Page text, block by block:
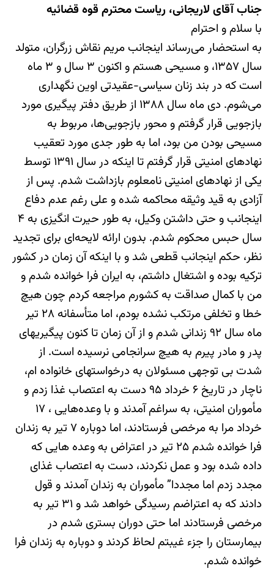
جناب آقای لاریجانی، ریاست محترم قوه قضائیه
با سلام و احترام
به استحضار می‌رساند اینجانب مریم نقاش زرگران، متولد
سال ١٣۵٧، و مسیحی هستم و اکنون ٣ سال و ٣ ماه
است که در بند زنان سیاسی-عقیدتی اوین نگهداری
می‌شوم. دی ماه سال ١٣٨٨ از طریق دفتر پیگیری مورد
بازجویی قرار گرفتم و محور بازجویی‌ها، مربوط به
مسیحی بودن من بود، اما به طور جدی مورد تعقیب
نهادهای امنیتی قرار گرفتم تا اینکه در سال ١٣٩١ توسط
یکی از نهادهای امنیتی نامعلوم بازداشت شدم. پس از
آزادی به قید وثیقه محاکمه شده و علی رغم عدم دفاع
اینجانب و حتی داشتن وکیل، به طور حیرت انگیزی به ۴
سال حبس محکوم شدم. بدون ارائه لایحه‌ای برای تجدید
نظر، حکم اینجانب قطعی شد و با اینکه آن زمان در کشور
ترکیه بوده و اشتغال داشتم، به ایران فرا خوانده شدم و
من با کمال صداقت به کشورم مراجعه کردم چون هیچ
خطا و تخلفی مرتکب نشده بودم، اما متأسفانه ٢٨ تیر
ماه سال ٩٢ زندانی شدم و از آن زمان تا کنون پیگیریهای
پدر و مادر پیرم به هیچ سرانجامی نرسیده است. از
شدت بی توجهی مسئولان به درخواستهای خانواده ام،
ناچار در تاریخ ۶ خرداد ٩۵ دست به اعتصاب غذا زدم و
مأموران امنیتی، به سراغم آمدند و با وعده‌هایی ، ١٧
خرداد مرا به مرخصی فرستادند، اما دوباره ٧ تیر به زندان
فرا خوانده شدم ٢۵ تیر در اعتراض به وعده هایی که
داده شده بود و عمل نکردند، دست به اعتصاب غذای
مجدد زدم اما مجددا” مأموران به زندان آمدند و قول
دادند که به اعتراضم رسیدگی خواهد شد و ٣١ تیر به
مرخصی فرستادند اما حتی دوران بستری شدم در
بیمارستان را جزء غیبتم لحاظ کردند و دوباره به زندان فرا
خوانده شدم.